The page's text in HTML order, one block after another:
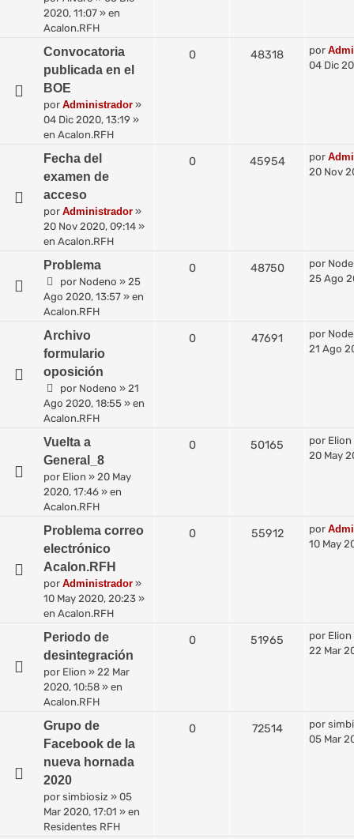
2020, 11:07 » en
Acalon.RFH
Convocatoria
publicada en el
BOE
por Administrador »
04 Dic 2020, 13:19 »
en Acalon.RFH
0 48318 por
04 Dic
Fecha del
examen de
acceso
por Administrador »
20 Nov 2020, 09:14 »
en Acalon.RFH
0 45954 por
20 Nov
Problema
por Nodeno » 25
Ago 2020, 13:57 » en
Acalon.RFH
0 48750 por
25 Ago
Archivo
formulario
oposición
por Nodeno » 21
Ago 2020, 18:55 » en
Acalon.RFH
0 47691 por
21 Ago
Vuelta a
General_8
por Elion » 20 May
2020, 17:46 » en
Acalon.RFH
0 50165 por Elion
20 May
Problema correo
electrónico
Acalon.RFH
por Administrador »
10 May 2020, 20:23 »
en Acalon.RFH
0 55912 por
10 May
Periodo de
desintegración
por Elion » 22 Mar
2020, 10:58 » en
Acalon.RFH
0 51965 por Elion
22 Mar
Grupo de
Facebook de la
nueva hornada
2020
por simbiosiz » 05
Mar 2020, 17:01 » en
Residentes RFH
0 72514 por
05 Mar